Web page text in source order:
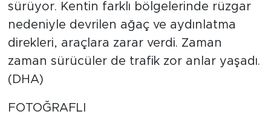
sürüyor. Kentin farklı bölgelerinde rüzgar
nedeniyle devrilen ağaç ve aydınlatma
direkleri, araçlara zarar verdi. Zaman
zaman sürücüler de trafik zor anlar yaşadı.
(DHA)
FOTOĞRAFLI